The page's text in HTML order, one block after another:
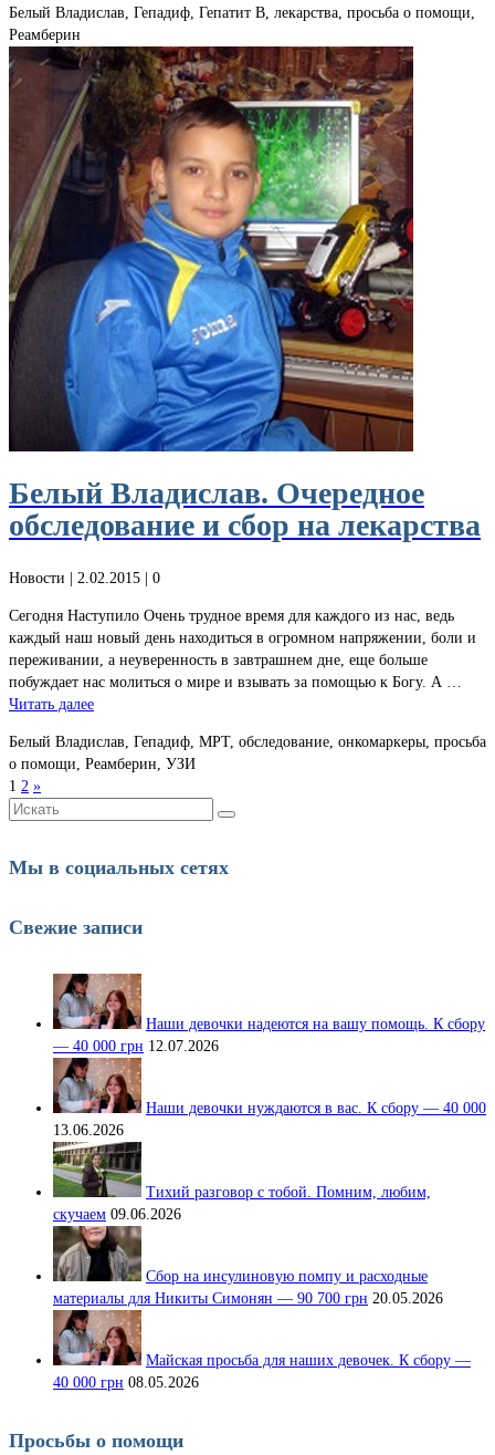
Белый Владислав, Гепадиф, Гепатит В, лекарства, просьба о помощи,
Реамберин
Белый Владислав. Очередное
обследование и сбор на лекарства
Новости | 2.02.2015 | 0
Сегодня Наступило Очень трудное время для каждого из нас, ведь
каждый наш новый день находиться в огромном напряжении, боли и
переживании, а неуверенность в завтрашнем дне, еще больше
побуждает нас молиться о мире и взывать за помощью к Богу. А …
Читать далее
Белый Владислав, Гепадиф, МРТ, обследование, онкомаркеры, просьба
о помощи, Реамберин, УЗИ
1 2 »
Искать:
Мы в социальных сетях
Свежие записи
Наши девочки надеются на вашу помощь. К сбору
— 40 000 грн 12.07.2026
Наши девочки нуждаются в вас. К сбору — 40 000
13.06.2026
Тихий разговор с тобой. Помним, любим,
скучаем 09.06.2026
Сбор на инсулиновую помпу и расходные
материалы для Никиты Симонян — 90 700 грн 20.05.2026
Майская просьба для наших девочек. К сбору —
40 000 грн 08.05.2026
Просьбы о помощи